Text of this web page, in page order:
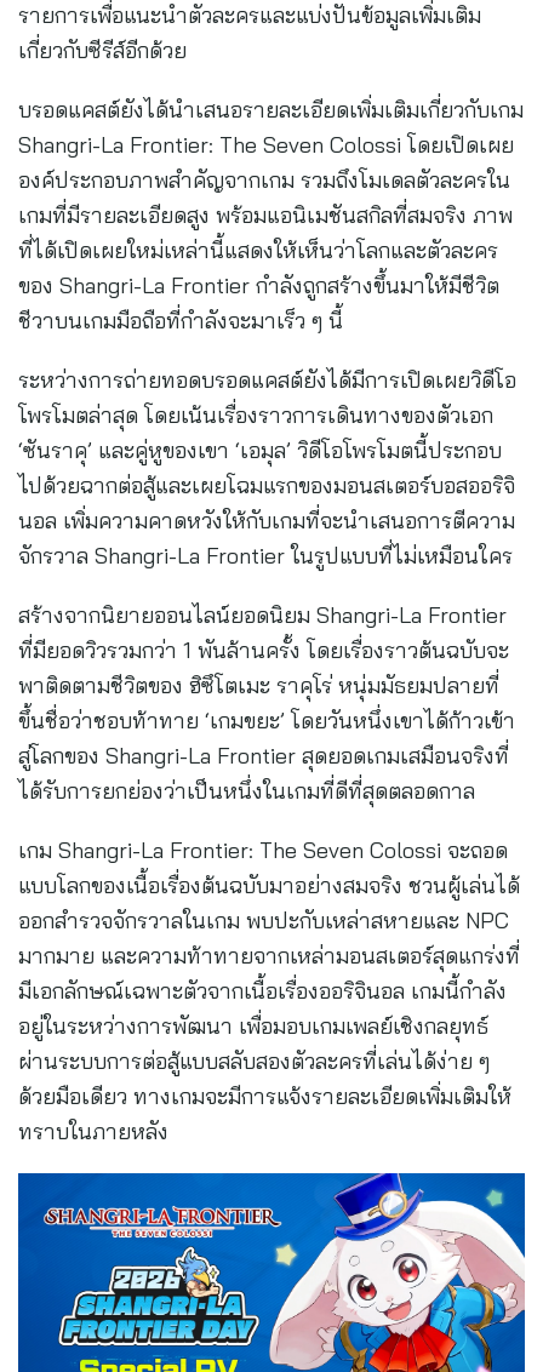
รายการเพื่อแนะนำตัวละครและแบ่งปันข้อมูลเพิ่มเติม
เกี่ยวกับซีรีส์อีกด้วย
บรอดแคสต์ยังได้นำเสนอรายละเอียดเพิ่มเติมเกี่ยวกับเกม
Shangri-La Frontier: The Seven Colossi โดยเปิดเผย
องค์ประกอบภาพสำคัญจากเกม รวมถึงโมเดลตัวละครใน
เกมที่มีรายละเอียดสูง พร้อมแอนิเมชันสกิลที่สมจริง ภาพ
ที่ได้เปิดเผยใหม่เหล่านี้แสดงให้เห็นว่าโลกและตัวละคร
ของ Shangri-La Frontier กำลังถูกสร้างขึ้นมาให้มีชีวิต
ชีวาบนเกมมือถือที่กำลังจะมาเร็ว ๆ นี้
ระหว่างการถ่ายทอดบรอดแคสต์ยังได้มีการเปิดเผยวิดีโอ
โพรโมตล่าสุด โดยเน้นเรื่องราวการเดินทางของตัวเอก
‘ซันราคุ’ และคู่หูของเขา ‘เอมุล’ วิดีโอโพรโมตนี้ประกอบ
ไปด้วยฉากต่อสู้และเผยโฉมแรกของมอนสเตอร์บอสออริจิ
นอล เพิ่มความคาดหวังให้กับเกมที่จะนำเสนอการตีความ
จักรวาล Shangri-La Frontier ในรูปแบบที่ไม่เหมือนใคร
สร้างจากนิยายออนไลน์ยอดนิยม Shangri-La Frontier
ที่มียอดวิวรวมกว่า 1 พันล้านครั้ง โดยเรื่องราวต้นฉบับจะ
พาติดตามชีวิตของ ฮิซึโตเมะ ราคุโร่ หนุ่มมัธยมปลายที่
ขึ้นชื่อว่าชอบท้าทาย ‘เกมขยะ’ โดยวันหนึ่งเขาได้ก้าวเข้า
สู่โลกของ Shangri-La Frontier สุดยอดเกมเสมือนจริงที่
ได้รับการยกย่องว่าเป็นหนึ่งในเกมที่ดีที่สุดตลอดกาล
เกม Shangri-La Frontier: The Seven Colossi จะถอด
แบบโลกของเนื้อเรื่องต้นฉบับมาอย่างสมจริง ชวนผู้เล่นได้
ออกสำรวจจักรวาลในเกม พบปะกับเหล่าสหายและ NPC
มากมาย และความท้าทายจากเหล่ามอนสเตอร์สุดแกร่งที่
มีเอกลักษณ์เฉพาะตัวจากเนื้อเรื่องออริจินอล เกมนี้กำลัง
อยู่ในระหว่างการพัฒนา เพื่อมอบเกมเพลย์เชิงกลยุทธ์
ผ่านระบบการต่อสู้แบบสลับสองตัวละครที่เล่นได้ง่าย ๆ
ด้วยมือเดียว ทางเกมจะมีการแจ้งรายละเอียดเพิ่มเติมให้
ทราบในภายหลัง